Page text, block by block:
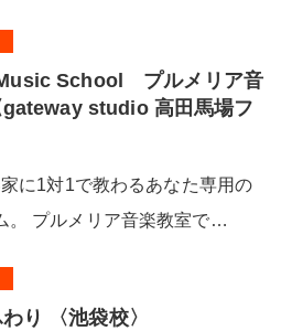
School プルメリア音
studio 高田馬場フ
に1対1で教わるあなた専用の
。 プルメリア音楽教室で…
り 〈池袋校〉